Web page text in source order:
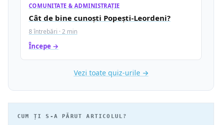
COMUNITATE & ADMINISTRAȚIE
Cât de bine cunoști Popești-Leordeni?
8 întrebări · 2 min
Începe →
Vezi toate quiz-urile →
CUM ȚI S-A PĂRUT ARTICOLUL?